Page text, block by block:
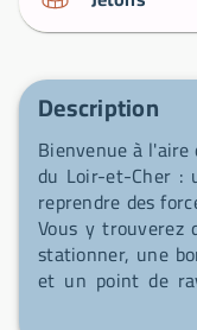
Description
Bienvenue à
du Loir-et-Cher :
reprendre des
Vous y trouverez
stationner, une
et un point de
Idéale pour une